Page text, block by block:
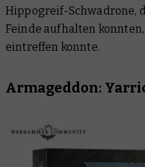
Hippogreif-Schwadrone,
Feinde aufhalten
eintreffen konnte.
Armageddon: